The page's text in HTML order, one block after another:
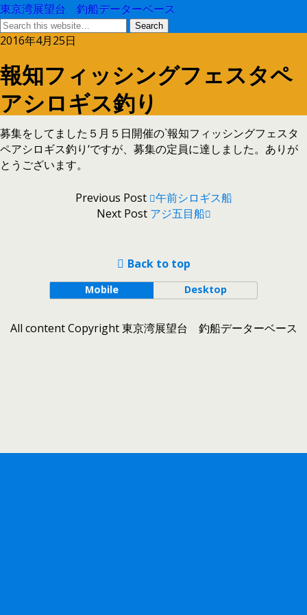
東京湾展望台 釣船データーベース
2016年4月25日
報知フィッシングフェスタペ
アシロギス釣り
募集をしてました５月５日開催の`報知フィッシングフェスタ
ペアシロギス釣り‘ですが、募集の定員に達しました。ありが
とうございます。
Previous Post 午前シロギス船
Next Post アジ五目船
Back to top
Mobile Desktop
All content Copyright 東京湾展望台 釣船データーベース